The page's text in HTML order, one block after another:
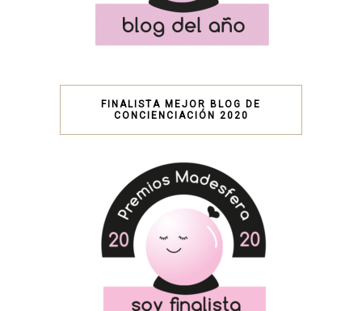
FINALISTA MEJOR BLOG DE
CONCIENCIACIÓN 2020